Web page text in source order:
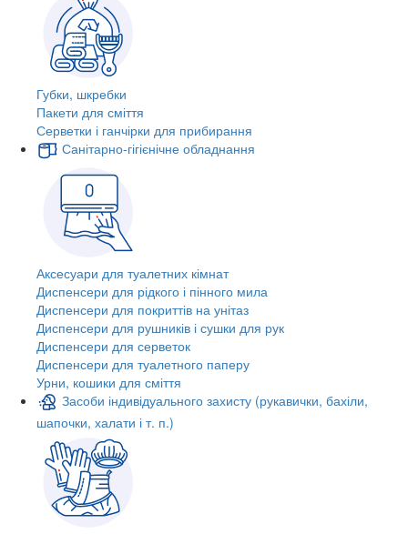
Губки, шкребки
Пакети для сміття
Серветки і ганчірки для прибирання
Санітарно-гігієнічне обладнання
Аксесуари для туалетних кімнат
Диспенсери для рідкого і пінного мила
Диспенсери для покриттів на унітаз
Диспенсери для рушників і сушки для рук
Диспенсери для серветок
Диспенсери для туалетного паперу
Урни, кошики для сміття
Засоби індивідуального захисту (рукавички, бахіли,
шапочки, халати і т. п.)